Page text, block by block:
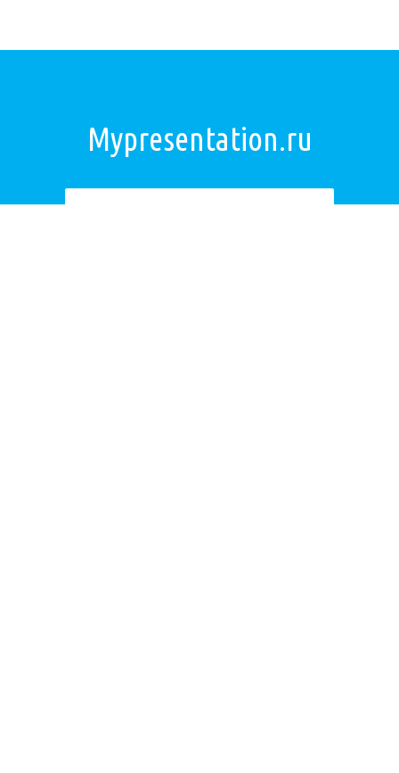
Mypresentation.ru